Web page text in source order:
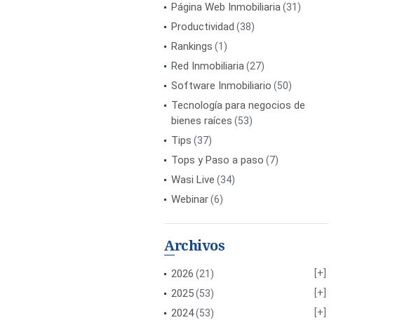
Página Web Inmobiliaria(31)
Productividad (38)
Rankings (1)
Red Inmobiliaria(27)
Software Inmobiliario (50)
Tecnología para negocios de
bienes raíces (53)
Tips (37)
Tops y Paso a paso (7)
Wasi Live (34)
Webinar(6)
Archivos
2026 (21)
2025(53)
2024(53)